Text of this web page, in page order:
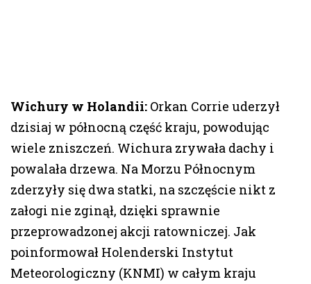
Wichury w Holandii: Orkan Corrie uderzył
dzisiaj w północną część kraju, powodując
wiele zniszczeń. Wichura zrywała dachy i
powalała drzewa. Na Morzu Północnym
zderzyły się dwa statki, na szczęście nikt z
załogi nie zginął, dzięki sprawnie
przeprowadzonej akcji ratowniczej. Jak
poinformował Holenderski Instytut
Meteorologiczny (KNMI) w całym kraju